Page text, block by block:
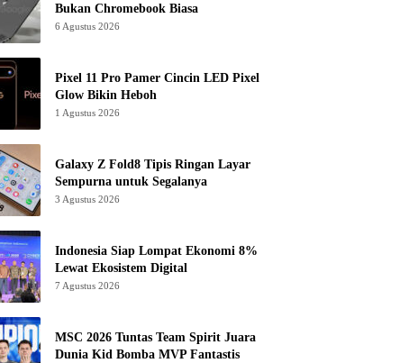
Bukan Chromebook Biasa
6 Agustus 2026
Pixel 11 Pro Pamer Cincin LED Pixel
Glow Bikin Heboh
1 Agustus 2026
Galaxy Z Fold8 Tipis Ringan Layar
Sempurna untuk Segalanya
3 Agustus 2026
Indonesia Siap Lompat Ekonomi 8%
Lewat Ekosistem Digital
7 Agustus 2026
MSC 2026 Tuntas Team Spirit Juara
Dunia Kid Bomba MVP Fantastis